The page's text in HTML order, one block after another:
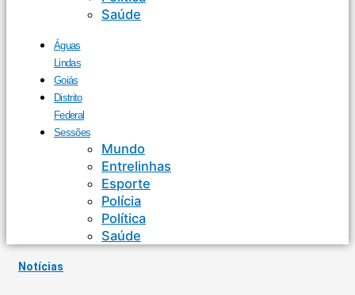
Saúde
Águas
Lindas
Goiás
Distrito
Federal
Sessões
Mundo
Entrelinhas
Esporte
Polícia
Política
Saúde
Notícias